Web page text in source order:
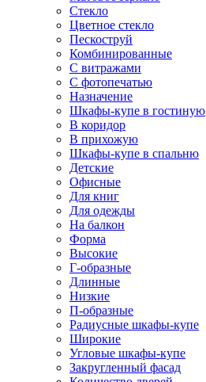
Стекло
Цветное стекло
Пескоструй
Комбинированные
С витражами
С фотопечатью
Назначение
Шкафы-купе в гостиную
В коридор
В прихожую
Шкафы-купе в спальню
Детские
Офисные
Для книг
Для одежды
На балкон
Форма
Высокие
Г-образные
Длинные
Низкие
П-образные
Радиусные шкафы-купе
Широкие
Угловые шкафы-купе
Закругленный фасад